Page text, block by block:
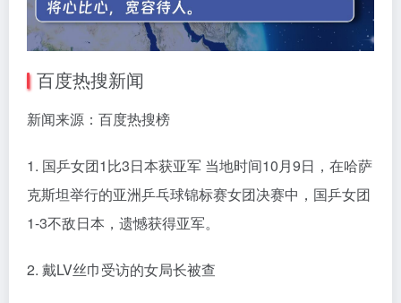
百度热搜新闻
新闻来源：百度热搜榜
1. 国乒女团1比3日本获亚军 当地时间10月9日，在哈萨
克斯坦举行的亚洲乒乓球锦标赛女团决赛中，国乒女团
1-3不敌日本，遗憾获得亚军。
2. 戴LV丝巾受访的女局长被查